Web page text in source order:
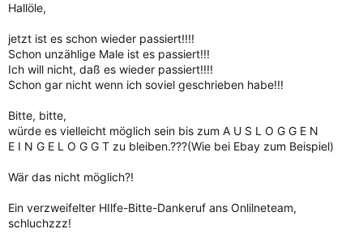
Hallöle,
jetzt ist es schon wieder passiert!!!!
Schon unzählige Male ist es passiert!!!
Ich will nicht, daß es wieder passiert!!!!
Schon gar nicht wenn ich soviel geschrieben habe!!!
Bitte, bitte,
würde es vielleicht möglich sein bis zum A U S L O G G E N
E I N G E L O G G T zu bleiben.???(Wie bei Ebay zum Beispiel)
Wär das nicht möglich?!
Ein verzweifelter HIlfe-Bitte-Dankeruf ans Onlilneteam,
schluchzzz!